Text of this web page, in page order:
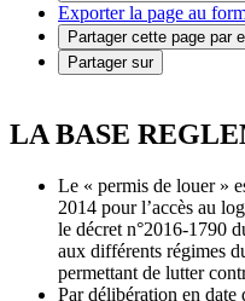
Exporter la page au
Partager cette page par
Partager sur
LA BASE
Le « permis de louer »
2014 pour l’accès au
le décret n°2016-1790
aux différents régimes
permettant de lutter
Par délibération en